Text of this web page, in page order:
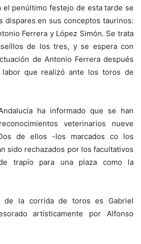
el penúltimo festejo de esta tarde se
dispares en sus conceptos taurinos:
Ferrera y López Simón. Se trata
de los tres, y se espera con
de Antonio Ferrera después
que realizó ante los toros de
ha informado que se han
veterinarios nueve
de ellos -los marcados co los
sido rechazados por los facultativos
trapío para una plaza como la
la corrida de toros es Gabriel
artísticamente por Alfonso